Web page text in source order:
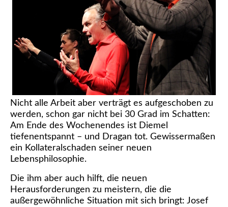
Nicht alle Arbeit aber verträgt es aufgeschoben zu
werden, schon gar nicht bei 30 Grad im Schatten:
Am Ende des Wochenendes ist Diemel
tiefenentspannt – und Dragan tot. Gewissermaßen
ein Kollateralschaden seiner neuen
Lebensphilosophie.
Die ihm aber auch hilft, die neuen
Herausforderungen zu meistern, die die
außergewöhnliche Situation mit sich bringt: Josef